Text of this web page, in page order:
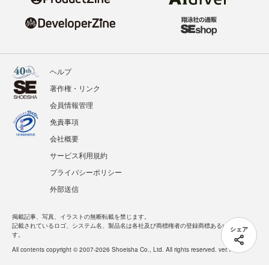
シェア
ヘルプ
著作権・リンク
会員情報管理
免責事項
会社概要
サービス利用規約
プライバシーポリシー
外部送信
掲載記事、写真、イラストの無断転載を禁じます。
記載されているロゴ、システム名、製品名は各社及び商標権者の登録商標あるいは商標で
す。
All contents copyright © 2007-2026 Shoeisha Co., Ltd. All rights reserved. ver.1.5